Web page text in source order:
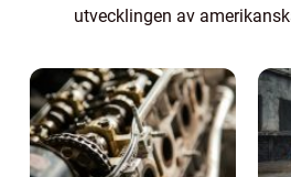
utvecklingen av
tog fart och banade väg för